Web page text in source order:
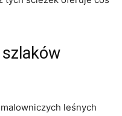
leśnych